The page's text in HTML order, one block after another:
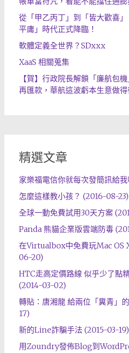
從「甲乙丙丁」到「皆大歡喜
平庸」時代正式降臨！
軟體定義全世界？SDxxx
XaaS 相關蒐集
【賀】行政院長解鎖「廉航包
再匯款，華航這波虧本生意做得
精選文章
家樂福電信你就每次發簡訊給
怎麼這樣教小孩？ (2016-08-23)
全球一動免費試用30天方案
Panda 熊貓企業版雲端防毒
在Virtualbox中免費玩Mac OS
06-20)
HTC走高定價路線 似乎少了點
(2014-03-02)
轉貼：唐湘龍 給兩位「糞青」
17)
新的Line詐騙手法 (2015-03-19)
用Zoundry發佈Blog到